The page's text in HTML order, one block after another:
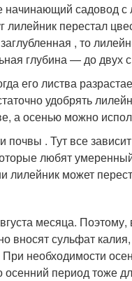
садовод с
лилейник перестал
, то
глубина — до двух
его листва
удобрять
а осенью можно
почвы . Тут все
любят
лилейник может
месяца.
вносят сульфат
необходимости
период тоже